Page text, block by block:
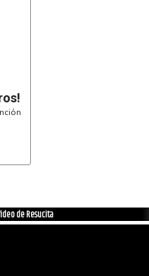
de Resucita